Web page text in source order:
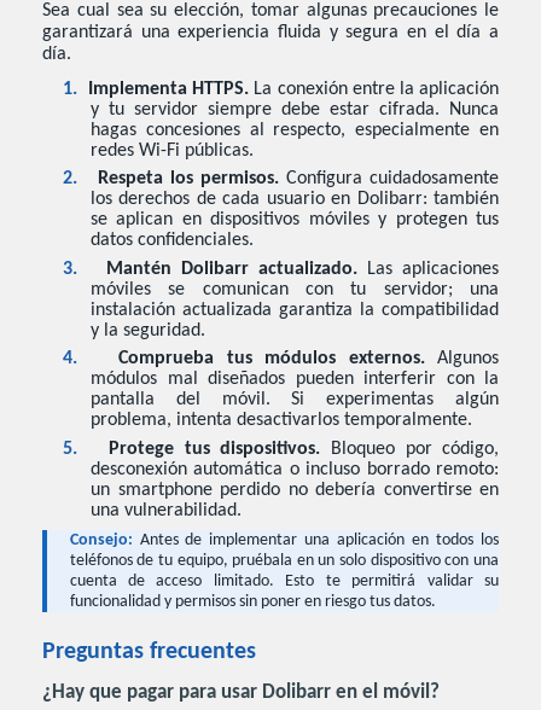
Sea cual sea su elección, tomar algunas precauciones le
garantizará una experiencia fluida y segura en el día a
día.
1.
Implementa HTTPS. La conexión entre la aplicación
y tu servidor siempre debe estar cifrada. Nunca
hagas concesiones al respecto, especialmente en
redes Wi-Fi públicas.
2.
Respeta los permisos. Configura cuidadosamente
los derechos de cada usuario en Dolibarr: también
se aplican en dispositivos móviles y protegen tus
datos confidenciales.
3.
Mantén Dolibarr actualizado.
Las aplicaciones
móviles se comunican con tu servidor; una
instalación actualizada garantiza la compatibilidad
y la seguridad.
4.
Comprueba tus módulos externos. Algunos
módulos mal diseñados pueden interferir con la
pantalla del móvil. Si experimentas algún
problema, intenta desactivarlos temporalmente.
5.
Protege tus dispositivos.
Bloqueo por código,
desconexión automática o incluso borrado remoto:
un smartphone perdido no debería convertirse en
una vulnerabilidad.
Consejo: Antes de implementar una aplicación en todos los
teléfonos de tu equipo, pruébala en un solo dispositivo con una
cuenta de acceso limitado. Esto te permitirá validar su
funcionalidad y permisos sin poner en riesgo tus datos.
Preguntas frecuentes
¿Hay que pagar para usar Dolibarr en el móvil?